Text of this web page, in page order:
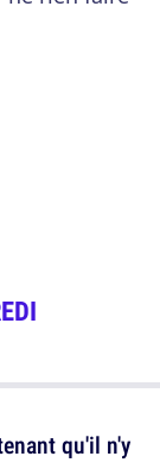
qu'il n'y